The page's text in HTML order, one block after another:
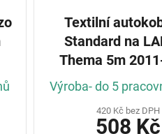
Textilní
Standard na LANCIA
Thema 5m
Sedan
Výroba- do 5
420 Kč bez DPH
508 Kč